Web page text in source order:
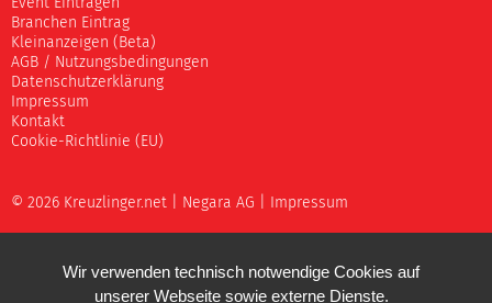
Event Eintragen
Branchen Eintrag
Kleinanzeigen (Beta)
AGB / Nutzungsbedingungen
Datenschutzerklärung
Impressum
Kontakt
Cookie-Richtlinie (EU)
© 2026 Kreuzlinger.net | Negara AG Impressum
Wir verwenden technisch notwendige Cookies auf
unserer Webseite sowie externe Dienste.